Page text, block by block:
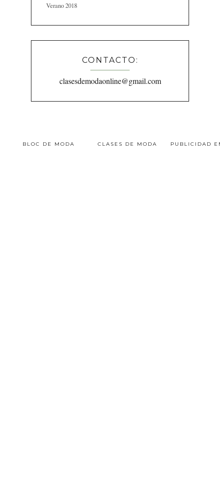
Verano 2018
CONTACTO:
clasesdemodaonline@gmail.com
BLOC DE MODA CLASES DE MODA PUBLICIDAD